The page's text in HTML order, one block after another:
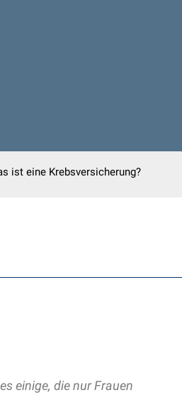
ist eine Krebsversicherung?
einige, die nur Frauen